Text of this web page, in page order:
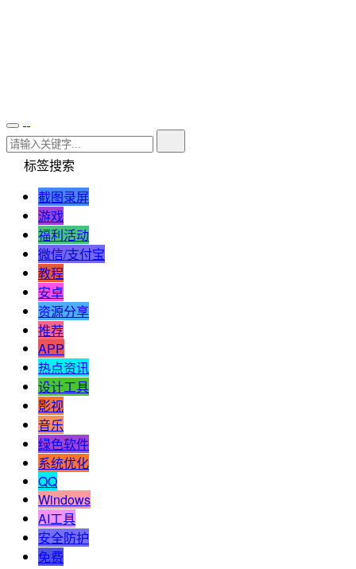
标签搜索
截图录屏
游戏
福利活动
微信/支付宝
教程
安卓
资源分享
推荐
APP
热点资讯
设计工具
影视
音乐
绿色软件
系统优化
QQ
Windows
AI工具
安全防护
免费